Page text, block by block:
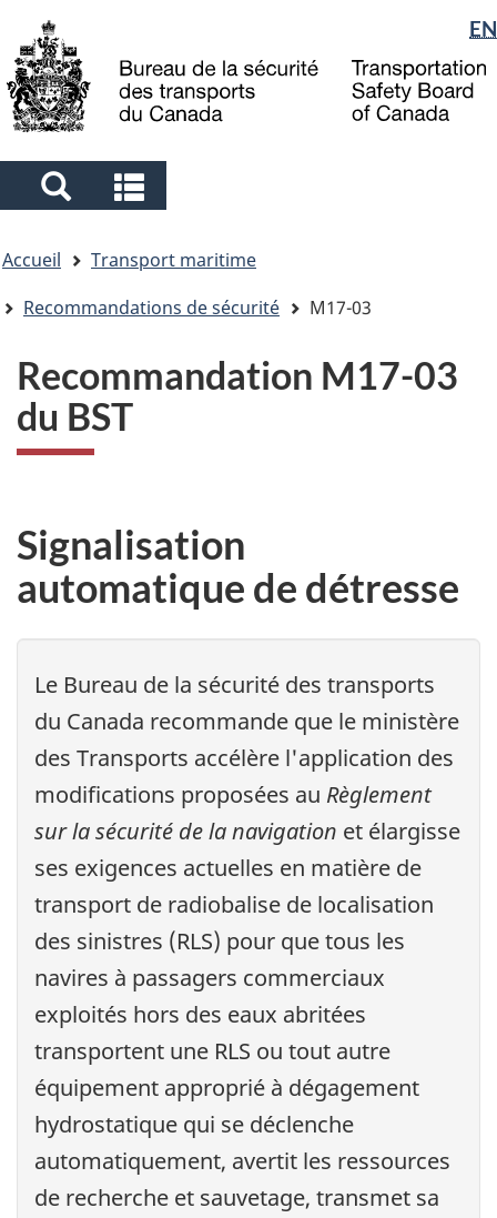
to
main
to
"About
government"
à
la
Sélection
de
la
langue
EN
Search
and
menus
and
menus
êtes
ici
Accueil
Transport maritime
Recommandations de sécurité
M17-03
Recommandation M17-03
du BST
Signalisation
automatique de détresse
Le Bureau de la sécurité des transports
du Canada recommande que le ministère
des Transports accélère l'application des
modifications proposées au Règlement
sur la sécurité de la navigation et élargisse
ses exigences actuelles en matière de
transport de radiobalise de localisation
des sinistres (RLS) pour que tous les
navires à passagers commerciaux
exploités hors des eaux abritées
transportent une RLS ou tout autre
équipement approprié à dégagement
hydrostatique qui se déclenche
automatiquement, avertit les ressources
de recherche et sauvetage, transmet sa